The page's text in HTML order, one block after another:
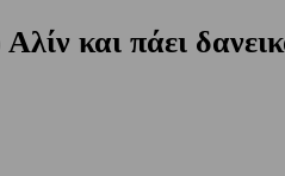
και πάει